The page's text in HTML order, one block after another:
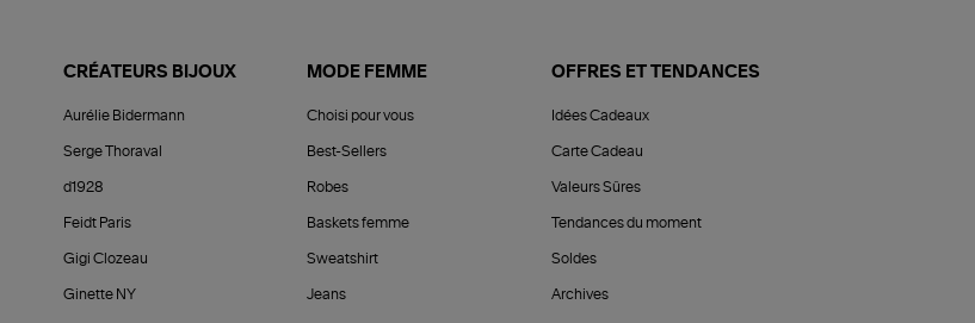
CRÉATEURS BIJOUX
Aurélie Bidermann
Serge Thoraval
d1928
Feidt Paris
Gigi Clozeau
Ginette NY
MODE FEMME
Choisi pour vous
Best-Sellers
Robes
Baskets femme
Sweatshirt
Jeans
OFFRES ET TENDANCES
Idées Cadeaux
Carte Cadeau
Valeurs Sûres
Tendances du moment
Soldes
Archives